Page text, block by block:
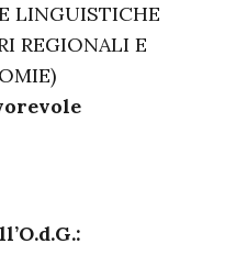
LINGUISTICHE
REGIONALI E